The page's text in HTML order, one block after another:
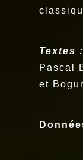
Textes :
Pascal
et